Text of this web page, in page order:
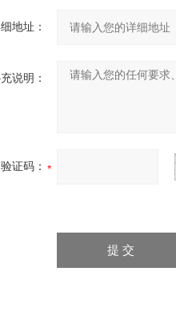
地址：
说明：
验证码：